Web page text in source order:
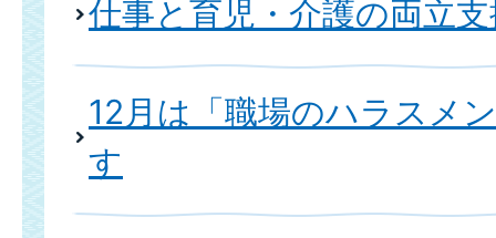
仕事と育児・介護の両立
12月は「職場のハラスメ
す